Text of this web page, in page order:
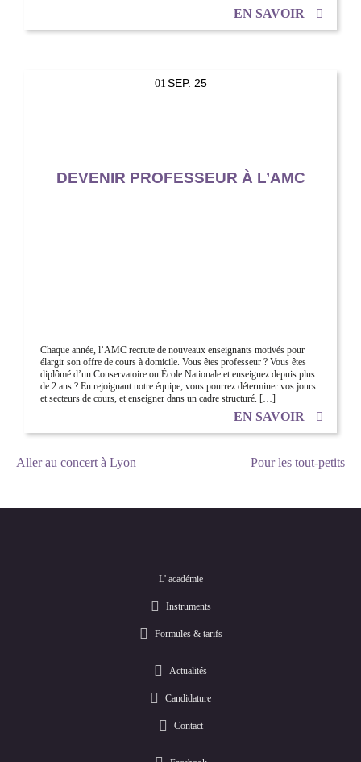
EN SAVOIR
01 SEP. 25
DEVENIR PROFESSEUR À L’AMC
Chaque année, l’AMC recrute de nouveaux enseignants motivés pour
élargir son offre de cours à domicile. Vous êtes professeur ? Vous êtes
diplômé d’un Conservatoire ou École Nationale et enseignez depuis plus
de 2 ans ? En rejoignant notre équipe, vous pourrez déterminer vos jours
et secteurs de cours, et enseigner dans un cadre structuré. […]
EN SAVOIR
NAVIGATION
L’ARTICLE
Aller au concert à Lyon Pour les tout-petits
L' académie
Instruments
Formules & tarifs
Actualités
Candidature
Contact